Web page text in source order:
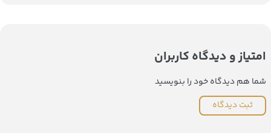
امتیاز و دیدگاه کاربران
شما هم دیدگاه خود را بنویسید
ثبت دیدگاه